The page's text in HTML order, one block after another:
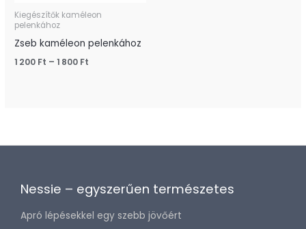
Kiegészítők kaméleon
pelenkához
Zseb kaméleon pelenkához
1 200 Ft – 1 800 Ft
Nessie – egyszerűen természetes
Apró lépésekkel egy szebb jövőért